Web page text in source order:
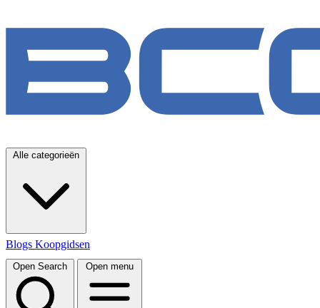
Alle categorieën
Blogs Koopgidsen
Open Search Open menu